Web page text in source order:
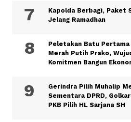
Kapolda Berbagi, Paket
Jelang Ramadhan
Peletakan Batu Pertama
Merah Putih Prako,
Komitmen Bangun
Gerindra Pilih Muhalip
Sementara DPRD,
PKB Pilih HL Sarjana SH